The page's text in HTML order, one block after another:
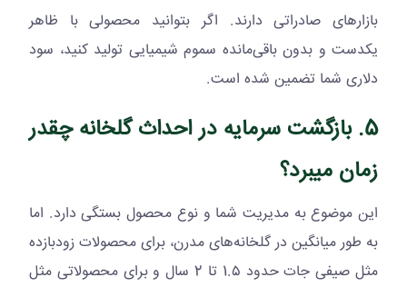
بازارهای صادراتی دارند. اگر بتوانید محصولی با ظاهر
یکدست و بدون باقی‌مانده سموم شیمیایی تولید کنید، سود
دلاری شما تضمین شده است.
5. بازگشت سرمایه در احداث گلخانه چقدر
زمان میبرد؟
این موضوع به مدیریت شما و نوع محصول بستگی دارد. اما
به طور میانگین در گلخانه‌های مدرن، برای محصولات زودبازده
مثل صیفی جات حدود 1.۵ تا 2 سال و برای محصولاتی مثل